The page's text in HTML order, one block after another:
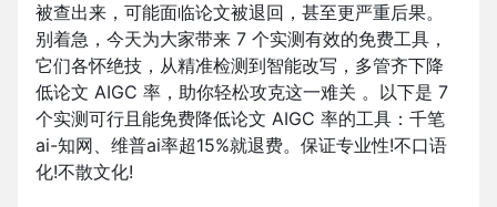
被查出来，可能面临论文被退回，甚至更严重后果。
别着急，今天为大家带来 7 个实测有效的免费工具，
它们各怀绝技，从精准检测到智能改写，多管齐下降
低论文 AIGC 率，助你轻松攻克这一难关 。以下是 7
个实测可行且能免费降低论文 AIGC 率的工具：千笔
ai-知网、维普ai率超15%就退费。保证专业性!不口语
化!不散文化!